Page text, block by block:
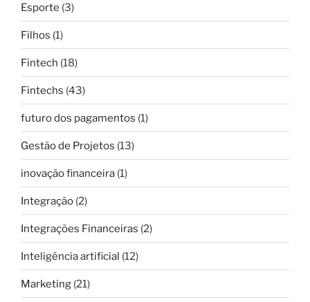
Esporte (3)
Filhos (1)
Fintech (18)
Fintechs (43)
futuro dos pagamentos (1)
Gestão de Projetos (13)
inovação financeira (1)
Integração (2)
Integrações Financeiras (2)
Inteligência artificial (12)
Marketing (21)